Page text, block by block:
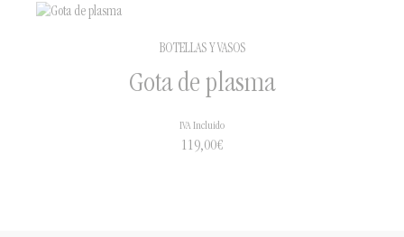
BOTELLAS Y VASOS
Gota de plasma
119,00€
IVA Incluido